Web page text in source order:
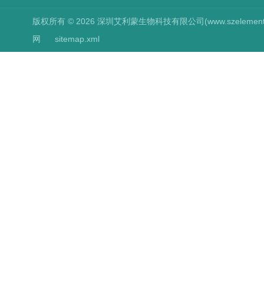
版权所有 © 2026 深圳艾利蒙生物科技有限公司
网
sitemap.xml